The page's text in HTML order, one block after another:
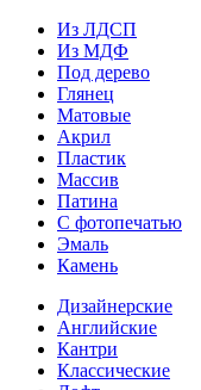
Из ЛДСП
Из МДФ
Под дерево
Глянец
Матовые
Акрил
Пластик
Массив
Патина
С фотопечатью
Эмаль
Камень
Дизайнерские
Английские
Кантри
Классические